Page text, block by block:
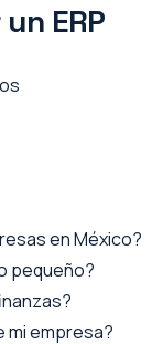
ERP
en México?
pequeño?
mi empresa?